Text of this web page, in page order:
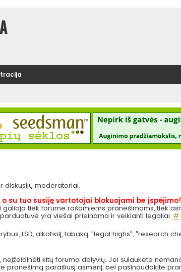
diskusijų moderatoriai.
su tuo susiję vartotojai blokuojami be įspėjimo!
tiek forume rašomiems pranešimams, tiek
yra viešai prieinama ir veikianti legaliai.#
LSD, alkoholį, tabaką, "legal highs", "research
kitų forumo dalyvių. Jei sulaukėte
pranešimą parašiusį asmenį, bei pasinaudokite